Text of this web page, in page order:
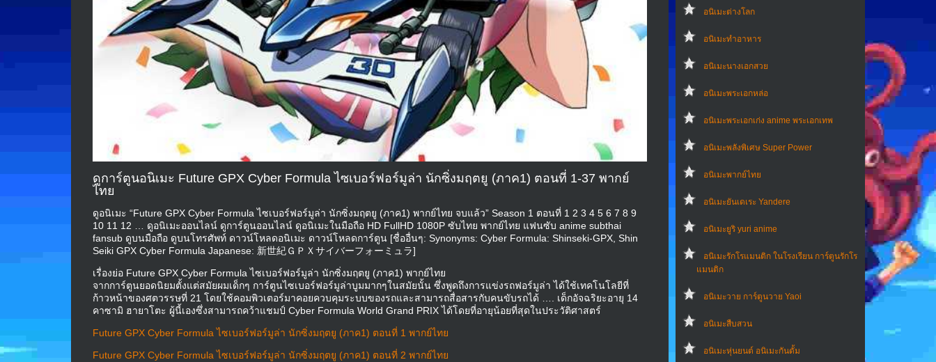
อนิเมะต่างโลก
อนิเมะทําอาหาร
อนิเมะนางเอกสวย
อนิเมะพระเอกหล่อ
อนิเมะพระเอกเก่ง anime พระเอกเทพ
อนิเมะพลังพิเศษ Super Power
อนิเมะพากย์ไทย
อนิเมะยันเดเระ Yandere
อนิเมะยูริ yuri anime
อนิเมะรักโรแมนติก ในโรงเรียน การ์ตูนรักโร
แมนติก
อนิเมะวาย การ์ตูนวาย Yaoi
อนิเมะสืบสวน
อนิเมะหุ่นยนต์ อนิเมะกันดั้ม
ดูการ์ตูนอนิเมะ Future GPX Cyber Formula ไซเบอร์ฟอร์มูล่า นักซิ่งมฤตยู (ภาค1) ตอนที่ 1-37 พากย์
ไทย
ดูอนิเมะ “Future GPX Cyber Formula ไซเบอร์ฟอร์มูล่า นักซิ่งมฤตยู (ภาค1) พากย์ไทย จบแล้ว” Season 1 ตอนที่ 1 2 3 4 5 6 7 8 9
10 11 12 … ดูอนิเมะออนไลน์ ดูการ์ตูนออนไลน์ ดูอนิเมะในมือถือ HD FullHD 1080P ซับไทย พากย์ไทย แฟนซับ anime subthai
fansub ดูบนมือถือ ดูบนโทรศัพท์ ดาวน์โหลดอนิเมะ ดาวน์โหลดการ์ตูน [ชื่ออื่นๆ: Synonyms: Cyber Formula: Shinseki-GPX, Shin
Seiki GPX Cyber Formula Japanese: 新世紀ＧＰＸサイバーフォーミュラ]
เรื่องย่อ Future GPX Cyber Formula ไซเบอร์ฟอร์มูล่า นักซิ่งมฤตยู (ภาค1) พากย์ไทย
จากการ์ตูนยอดนิยมตั้งแต่สมัยผมเด็กๆ การ์ตูนไซเบอร์ฟอร์มูล่าบูมมากๆในสมัยนั้น ซึ่งพูดถึงการแข่งรถฟอร์มูล่า ได้ใช้เทคโนโลยีที่
ก้าวหน้าของศตวรรษที่ 21 โดยใช้คอมพิวเตอร์มาคอยควบคุมระบบของรถและสามารถสื่อสารกับคนขับรถได้ …. เด็กอัจฉริยะอายุ 14
คาซามิ ฮายาโตะ ผู้นี้เองซึ่งสามารถคว้าแชมป์ Cyber Formula World Grand PRIX ได้โดยที่อายุน้อยที่สุดในประวัติศาสตร์
Future GPX Cyber Formula ไซเบอร์ฟอร์มูล่า นักซิ่งมฤตยู (ภาค1) ตอนที่ 1 พากย์ไทย
Future GPX Cyber Formula ไซเบอร์ฟอร์มูล่า นักซิ่งมฤตยู (ภาค1) ตอนที่ 2 พากย์ไทย